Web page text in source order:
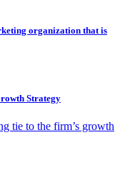
organization that is
Strategy
tie to the firm’s growth